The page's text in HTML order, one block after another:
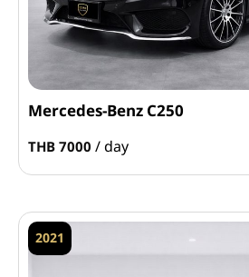
Mercedes-Benz C250
THB 7000 / day
2021